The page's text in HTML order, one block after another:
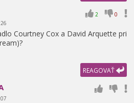
2 0
Courtney Cox a David Arquette pri
REAGOVAŤ